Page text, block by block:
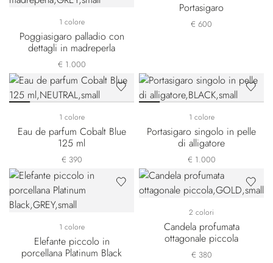
1 colore
Poggiasigaro palladio con
dettagli in madreperla
€ 1.000
Portasigaro
€ 600
1 colore
Eau de parfum Cobalt Blue
125 ml
€ 390
1 colore
Portasigaro singolo in pelle
di alligatore
€ 1.000
1 colore
Elefante piccolo in
porcellana Platinum Black
2 colori
Candela profumata
ottagonale piccola
€ 380